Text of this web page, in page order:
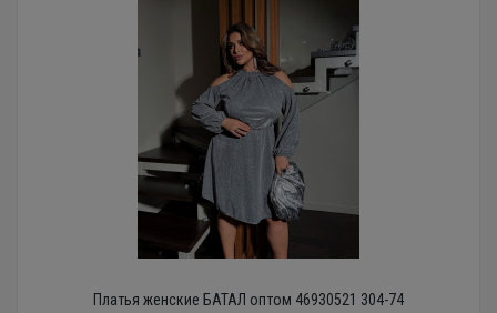
Платья женские БАТАЛ оптом 46930521 304-74